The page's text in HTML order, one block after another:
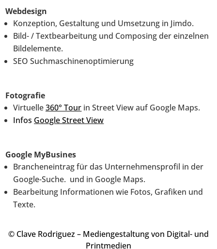
Webdesign
Konzeption, Gestaltung und Umsetzung in Jimdo.
Bild- / Textbearbeitung und Composing der einzelnen
Bildelemente.
SEO Suchmaschinenoptimierung
Fotografie
Virtuelle360° Tour in Street View auf Google Maps.
Infos Google Street View
Google MyBusines
Brancheneintrag für das Unternehmensprofil in der
Google-Suche. und in Google Maps.
Bearbeitung Informationen wie Fotos, Grafiken und
Texte.
© Clave Rodriguez – Mediengestaltung von Digital- und
Printmedien